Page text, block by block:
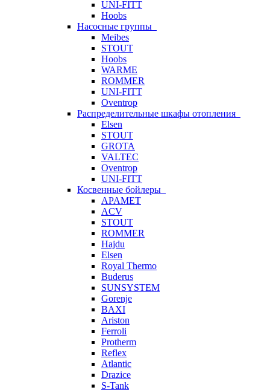
UNI-FITT
Hoobs
Насосные группы
Meibes
STOUT
Hoobs
WARME
ROMMER
UNI-FITT
Oventrop
Распределительные шкафы отопления
Elsen
STOUT
GROTA
VALTEC
Oventrop
UNI-FITT
Косвенные бойлеры
APAMET
ACV
STOUT
ROMMER
Hajdu
Elsen
Royal Thermo
Buderus
SUNSYSTEM
Gorenje
BAXI
Ariston
Ferroli
Protherm
Reflex
Atlantic
Drazice
S-Tank